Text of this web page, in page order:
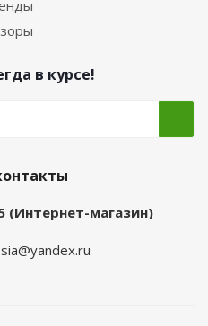
в курсе!
(Интернет-магазин)